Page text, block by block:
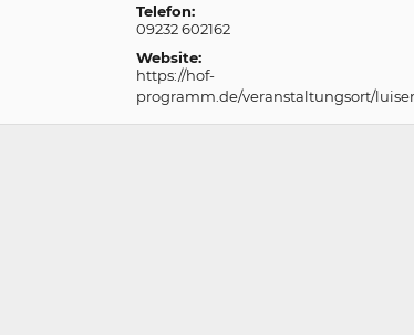
Telefon:
09232 602162
Website:
https://hof-
programm.de/veranstaltungsort/